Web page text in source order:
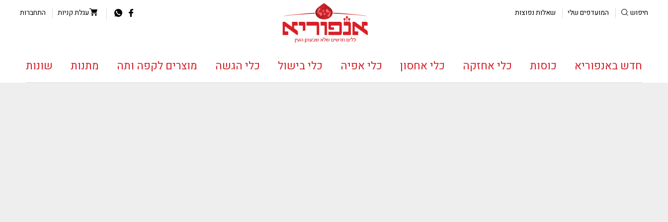
חיפוש המועדפים שלי שאלות נפוצות עגלת קניות התחברות
חדש באנפוריא כוסות כלי אחזקה כלי אחסון כלי אפיה כלי בישול כלי הגשה מוצרים לקפה ותה מתנות שונות